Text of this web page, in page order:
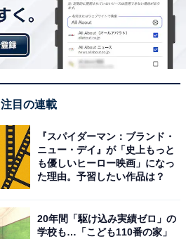
注目の連載
『スパイダーマン：ブランド・
ニュー・デイ』が「史上もっと
も優しいヒーロー映画」になっ
た理由。予習したい作品は？
20年間「駆け込み実績ゼロ」の
学校も…「こども110番の家」